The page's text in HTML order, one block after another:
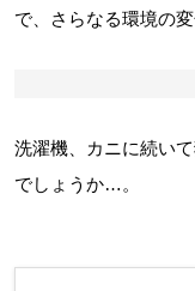
で、さらなる環境の
洗濯機、カニに続い
でしょうか…。